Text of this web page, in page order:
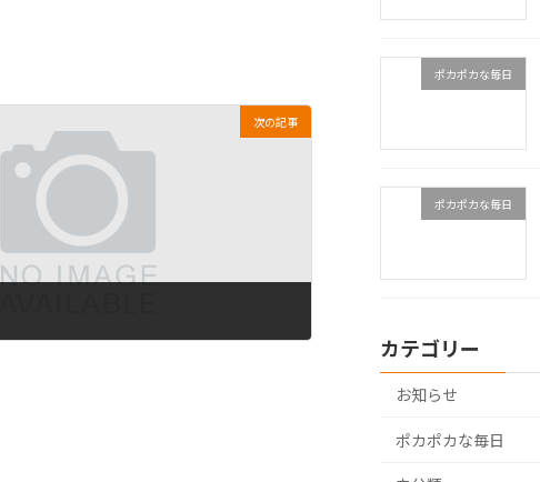
次の記事
ポカポカな毎日
ポカポカな毎日
カテゴリー
お知らせ
ポカポカな毎日